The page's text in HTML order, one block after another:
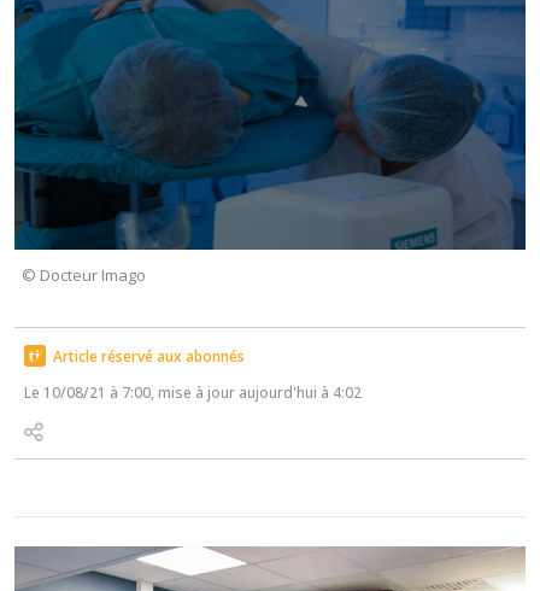
© Docteur Imago
Article réservé aux abonnés
Le 10/08/21 à 7:00, mise à jour aujourd'hui à 4:02